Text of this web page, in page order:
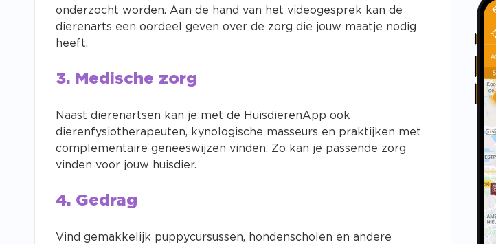
onderzocht worden. Aan de hand van het videogesprek kan de
dierenarts een oordeel geven over de zorg die jouw maatje nodig
heeft.
3. Medische zorg
Naast dierenartsen kan je met de HuisdierenApp ook
dierenfysiotherapeuten, kynologische masseurs en praktijken met
complementaire geneeswijzen vinden. Zo kan je passende zorg
vinden voor jouw huisdier.
4. Gedrag
Vind gemakkelijk puppycursussen, hondenscholen en andere